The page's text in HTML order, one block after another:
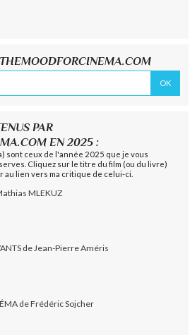
PAR
EN 2025 :
sont ceux de l'année 2025 que je vous
Cliquez sur le titre du film (ou du livre)
lien vers ma critique de celui-ci.
MLEKUZ
de Jean-Pierre Améris
de Frédéric Sojcher